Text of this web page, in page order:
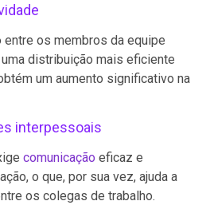
entre os membros da equipe
distribuição mais eficiente
um aumento significativo na
interpessoais
comunicação eficaz e
o que, por sua vez, ajuda a
os colegas de trabalho.